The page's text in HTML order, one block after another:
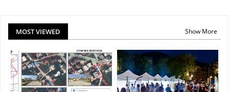
MOST VIEWED Show More